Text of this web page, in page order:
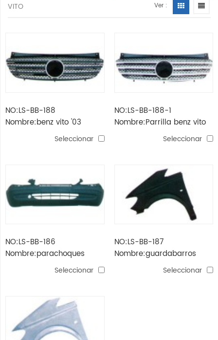
VITO Ver :
NO:LS-BB-188
Nombre:benz vito '03
Seleccionar
NO:LS-BB-188-1
Nombre:Parrilla benz vito
'03 (cromada)Seleccionar
NO:LS-BB-186
Nombre:parachoques
delantero benz vito '03
Seleccionar
NO:LS-BB-187
Nombre:guardabarros
Seleccionar